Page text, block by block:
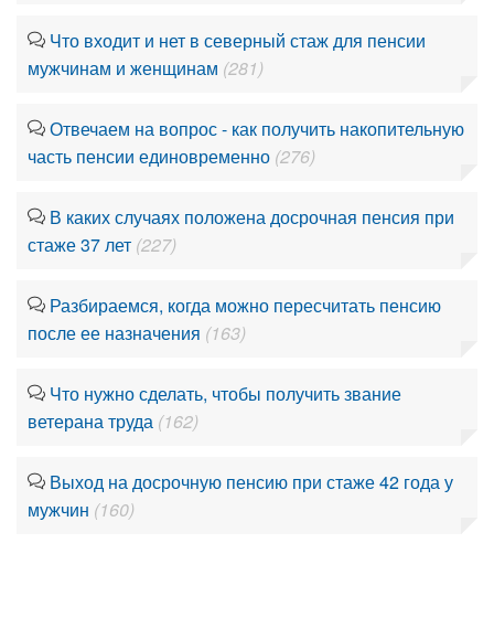
Что входит и нет в северный стаж для пенсии
мужчинам и женщинам (281)
Отвечаем на вопрос - как получить накопительную
часть пенсии единовременно (276)
В каких случаях положена досрочная пенсия при
стаже 37 лет (227)
Разбираемся, когда можно пересчитать пенсию
после ее назначения (163)
Что нужно сделать, чтобы получить звание
ветерана труда (162)
Выход на досрочную пенсию при стаже 42 года у
мужчин (160)